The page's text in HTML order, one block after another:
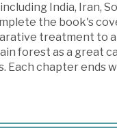
India, Iran,
the book's
treatment to
forest as a great
Each chapter ends